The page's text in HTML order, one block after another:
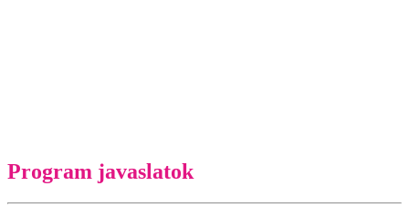
Program javaslatok